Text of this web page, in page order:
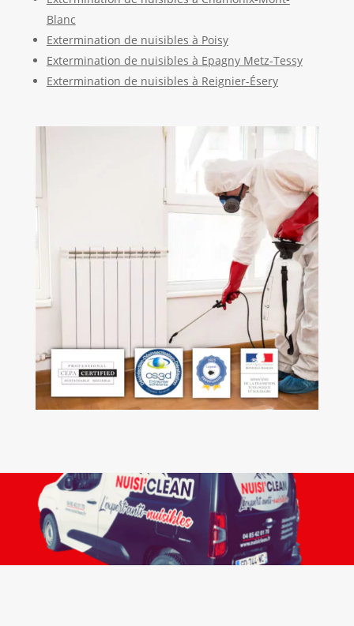
Blanc
Extermination de nuisibles à Poisy
Extermination de nuisibles à Epagny Metz-Tessy
Extermination de nuisibles à Reignier-Ésery